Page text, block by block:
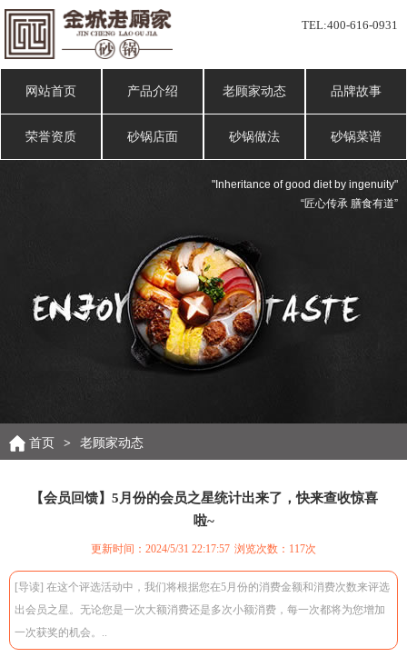
TEL:400-616-0931
网站首页 产品介绍 老顾家动态 品牌故事
荣誉资质 砂锅店面 砂锅做法 砂锅菜谱
"Inheritance of good diet by ingenuity"
“匠心传承 膳食有道”
首页 > 老顾家动态
【会员回馈】5月份的会员之星统计出来了，快来查收惊喜
啦~
更新时间：2024/5/31 22:17:57 浏览次数： 117次
[导读] 在这个评选活动中，我们将根据您在5月份的消费金额和消费次数来评选
出会员之星。无论您是一次大额消费还是多次小额消费，每一次都将为您增加
一次获奖的机会。..